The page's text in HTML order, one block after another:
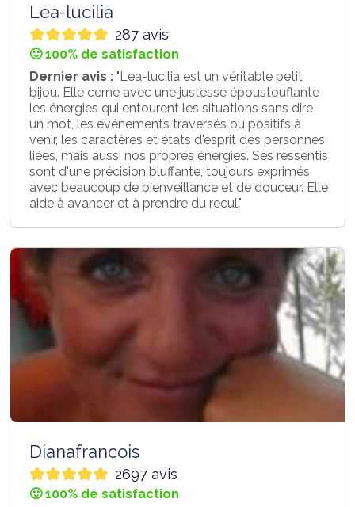
Lea-lucilia
287 avis
🙂 100% de satisfaction
Dernier avis : "Lea-lucilia est un véritable petit
bijou. Elle cerne avec une justesse époustouflante
les énergies qui entourent les situations sans dire
un mot, les événements traversés ou positifs à
venir, les caractères et états d'esprit des personnes
liées, mais aussi nos propres énergies. Ses ressentis
sont d'une précision bluffante, toujours exprimés
avec beaucoup de bienveillance et de douceur. Elle
aide à avancer et à prendre du recul."
Dianafrancois
2697 avis
🙂 100% de satisfaction